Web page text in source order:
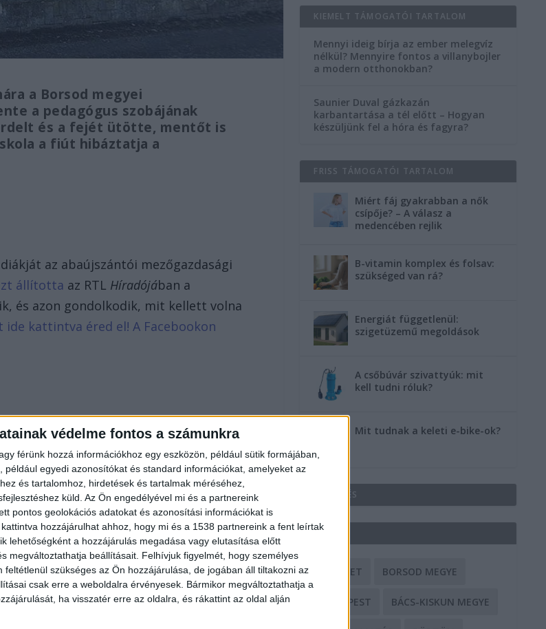
védelme fontos a számunkra
férünk hozzá információkhoz egy eszközön, például sütik formájában,
például egyedi azonosítókat és standard információkat, amelyeket az
és tartalomhoz, hirdetések és tartalmak méréséhez,
küld. Az Ön engedélyével mi és a partnereink
pontos geolokációs adatokat és azonosítási információkat is
hozzájárulhat ahhoz, hogy mi és a 1538 partnereink a fent leírtak
lehetőségként a hozzájárulás megadása vagy elutasítása előtt
megváltoztathatja beállításait. Felhívjuk figyelmét, hogy személyes
szükséges az Ön hozzájárulása, de jogában áll tiltakozni az
csak erre a weboldalra érvényesek. Bármikor megváltoztathatja a
ha visszatér erre az oldalra, és rákattint az oldal alján
a Borsod megyei
a pedagógus szobájának
és a fejét ütötte, mentőt is
a fiút hibáztatja a
az abaújszántói mezőgazdasági
állította az RTL Híradójában a
és azon gondolkodik, mit kellett volna
kattintva éred el! A Facebookon
KIEMELT TÁMOGATÓI TARTALOM
Mennyi ideig bírja az ember melegvíz
nélkül? Mennyire fontos a villanybojler
a modern otthonokban?
Saunier Duval gázkazán
karbantartása a tél előtt – Hogyan
készüljünk fel a hóra és fagyra?
FRISS TÁMOGATÓI TARTALOM
Miért fáj gyakrabban a nők
csípője? – A válasz a
medencében rejlik
B-vitamin komplex és folsav:
szükséged van rá?
Energiát függetlenül:
szigetüzemű megoldások
A csőbúvár szivattyúk: mit
kell tudni róluk?
Mit tudnak a keleti e-bike-ok?
HIRDETÉS
CÍMKÉK
BALESET BORSOD MEGYE
BUDAPEST BÁCS-KISKUN MEGYE